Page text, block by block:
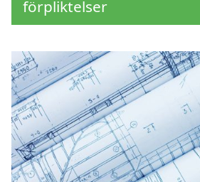
förpliktelser